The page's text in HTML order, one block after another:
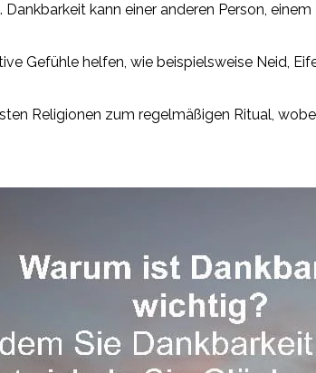
kann einer anderen Person,
Gefühle helfen, wie beispielsweise Neid,
Religionen zum regelmäßigen Ritual,